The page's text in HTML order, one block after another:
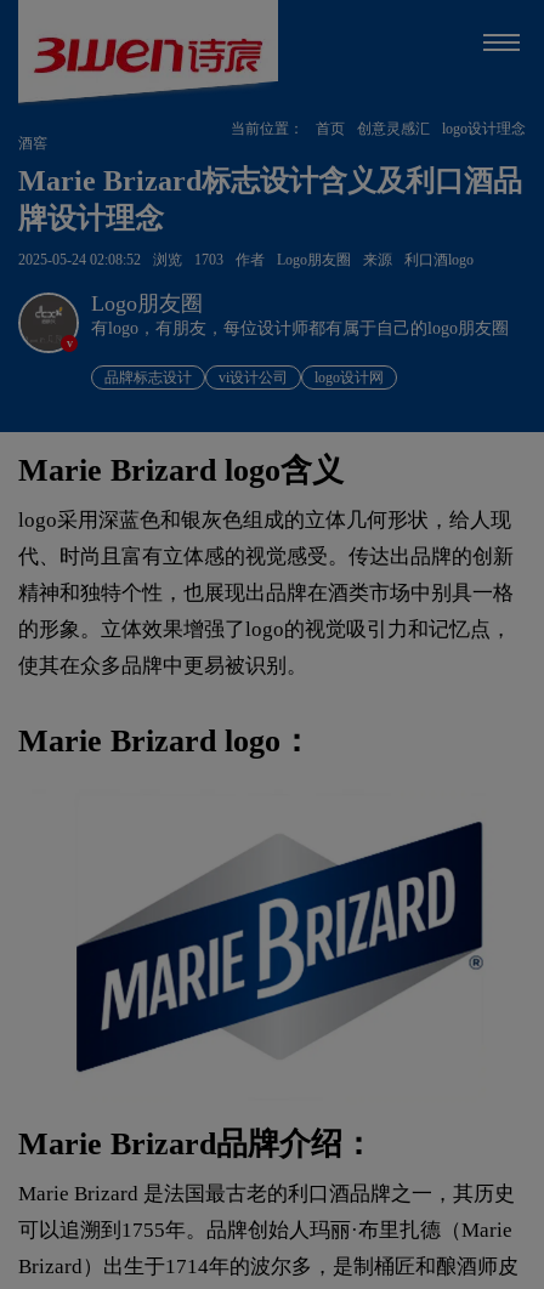
当前位置： 首页 创意灵感汇
logo设计理念
酒窖
Marie Brizard标志设计含义及利口酒品
牌设计理念
2025-05-24 02:08:52 浏览 1703 作者 Logo朋友圈 来源 利口酒logo
v
Logo朋友圈
有logo，有朋友，每位设计师都有属于自己的logo朋友圈
品牌标志设计 vi设计公司 logo设计网
Marie Brizard logo含义
logo采用深蓝色和银灰色组成的立体几何形状，给人现
代、时尚且富有立体感的视觉感受。传达出品牌的创新
精神和独特个性，也展现出品牌在酒类市场中别具一格
的形象。立体效果增强了logo的视觉吸引力和记忆点，
使其在众多品牌中更易被识别。
Marie Brizard logo：
Marie Brizard品牌介绍：
Marie Brizard 是法国最古老的利口酒品牌之一，其历史
可以追溯到1755年。品牌创始人玛丽·布里扎德（Marie
Brizard）出生于1714年的波尔多，是制桶匠和酿酒师皮